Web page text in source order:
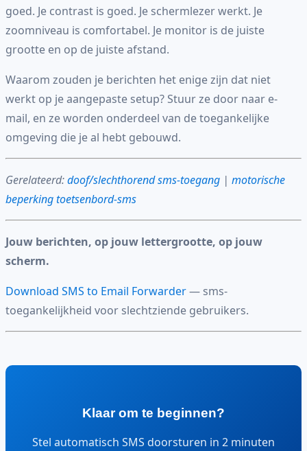
goed. Je contrast is goed. Je schermlezer werkt. Je
zoomniveau is comfortabel. Je monitor is de juiste
grootte en op de juiste afstand.
Waarom zouden je berichten het enige zijn dat niet
werkt op je aangepaste setup? Stuur ze door naar e-
mail, en ze worden onderdeel van de toegankelijke
omgeving die je al hebt gebouwd.
Gerelateerd:doof/slechthorend sms-toegang | motorische
beperking toetsenbord-sms
Jouw berichten, op jouw lettergrootte, op jouw
scherm.
Download SMS to Email Forwarder— sms-
toegankelijkheid voor slechtziende gebruikers.
Klaar om te beginnen?
Stel automatisch SMS doorsturen in 2 minuten